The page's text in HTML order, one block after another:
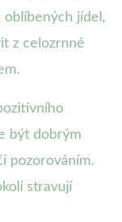
jídel,
z celozrnné
být dobrým
pozorováním.
stravují